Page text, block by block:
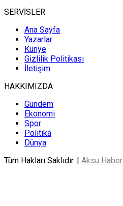
SERVİSLER
Ana Sayfa
Yazarlar
Künye
Gizlilik Politikası
İletişim
HAKKIMIZDA
Gündem
Ekonomi
Spor
Politika
Dünya
Tüm Hakları Saklıdır. | Aksu Haber